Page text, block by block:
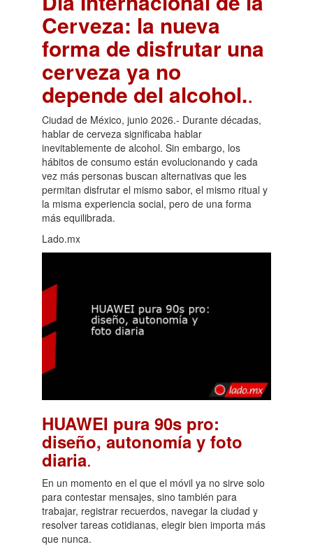
Cerveza: la nueva
forma de disfrutar una
cerveza ya no
depende del alcohol..
Ciudad de México, junio 2026.- Durante décadas,
hablar de cerveza significaba hablar
inevitablemente de alcohol. Sin embargo, los
hábitos de consumo están evolucionando y cada
vez más personas buscan alternativas que les
permitan disfrutar el mismo sabor, el mismo ritual y
la misma experiencia social, pero de una forma
más equilibrada.
Lado.mx
HUAWEI pura 90s pro:
diseño, autonomía y foto
diaria.
En un momento en el que el móvil ya no sirve solo
para contestar mensajes, sino también para
trabajar, registrar recuerdos, navegar la ciudad y
resolver tareas cotidianas, elegir bien importa más
que nunca.